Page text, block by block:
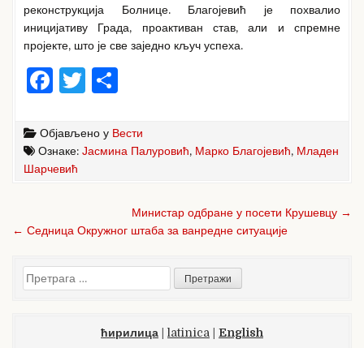
реконструкција Болнице. Благојевић је похвалио
иницијативу Града, проактиван став, али и спремне
пројекте, што је све заједно кључ успеха.
F
c
e
o
k
T
it
te
ar
e
Објављено у Вести
Ознаке: Јасмина Палуровић, Марко Благојевић, Младен
Шарчевић
чланка
Министар одбране у посети Крушевцу →
← Седница Окружног штаба за ванредне ситуације
Претрага
за:
ћирилица latinica English